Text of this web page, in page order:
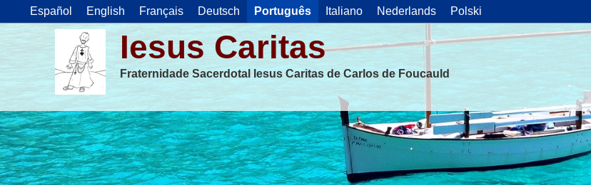
Español English Français Deutsch Português Italiano Nederlands Polski
Iesus Caritas
Fraternidade Sacerdotal Iesus Caritas de Carlos de Foucauld